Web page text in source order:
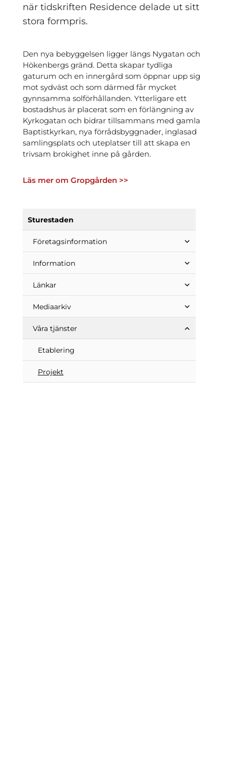
Sturestaden
Företags­information
Information
Länkar
Mediaarkiv
Våra tjänster
Etablering
Projekt
när tidskriften Residence delade ut sitt
stora formpris.
Den nya bebyggelsen ligger längs Nygatan och
Hökenbergs gränd. Detta skapar tydliga
gaturum och en innergård som öppnar upp sig
mot sydväst och som därmed får mycket
gynnsamma solförhållanden. Ytterligare ett
bostadshus är placerat som en förlängning av
Kyrkogatan och bidrar tillsammans med gamla
Baptistkyrkan, nya förrådsbyggnader, inglasad
samlingsplats och uteplatser till att skapa en
trivsam brokighet inne på gården.
Läs mer om Gropgården >>